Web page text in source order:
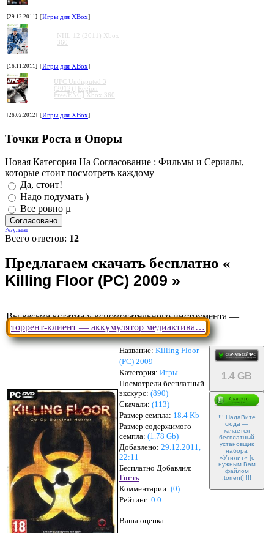
[29.12.2011] [Игры для XBox]
NHL 12 (2011) Xbox
360
[16.11.2011] [Игры для XBox]
UFC Undisputed 3
(2012) [Region
Free/ENG] Xbox 360
[26.02.2012] [Игры для XBox]
Точки Роста и Опоры
Новая Категория На Согласование : Фильмы и Сериалы,
которые стоит посмотреть каждому
Да, стоит!
Надо подумать )
Все ровно µ
Результат
Всего ответов: 12
Вы весьма кстатиа у вспомогательного инструмента —
торрент-клиент — аккумулятор медиактива…
Название: Killing Floor
(PC) 2009
1.4 GB
!!! НадаВите
сюда —
качается
бесплатный
установщик
набора
«Утилит» [с
нужным Вам
файлом
.torrent] !!!
Категория: Игры
Посмотрели бесплатный
экскурс: (890)
Скачали: (113)
Размер семпла: 18.4 Kb
Размер содержимого
семпла: (1.78 Gb)
Добавлено: 29.12.2011,
22:11
Бесплатно Добавлил:
Гость
Комментарии: (0)
Рейтинг: 0.0
Ваша оценка: